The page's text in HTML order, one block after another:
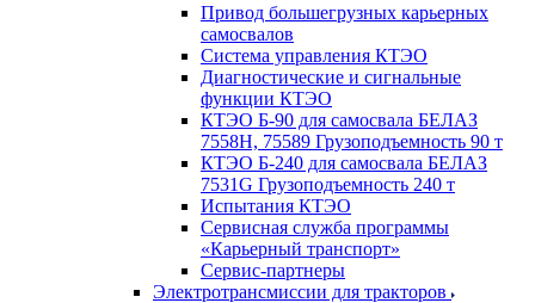
Привод большегрузных карьерных
самосвалов
Система управления КТЭО
Диагностические и сигнальные
функции КТЭО
КТЭО Б-90 для самосвала БЕЛАЗ
7558H, 75589 Грузоподъемность 90 т
КТЭО Б-240 для самосвала БЕЛАЗ
7531G Грузоподъемность 240 т
Испытания КТЭО
Сервисная служба программы
«Карьерный транспорт»
Сервис-партнеры
Электротрансмиссии для тракторов